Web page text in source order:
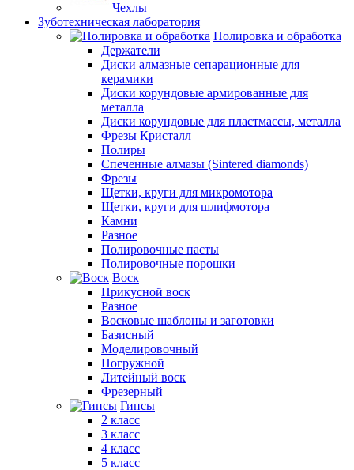
Чехлы
Зуботехническая лаборатория
Полировка и обработка
Держатели
Диски алмазные сепарационные для
керамики
Диски корундовые армированные для
металла
Диски корундовые для пластмассы, металла
Фрезы Кристалл
Полиры
Спеченные алмазы (Sintered diamonds)
Фрезы
Щетки, круги для микромотора
Щетки, круги для шлифмотора
Камни
Разное
Полировочные пасты
Полировочные порошки
Воск
Прикусной воск
Разное
Восковые шаблоны и заготовки
Базисный
Моделировочный
Погружной
Литейный воск
Фрезерный
Гипсы
2 класс
3 класс
4 класс
5 класс